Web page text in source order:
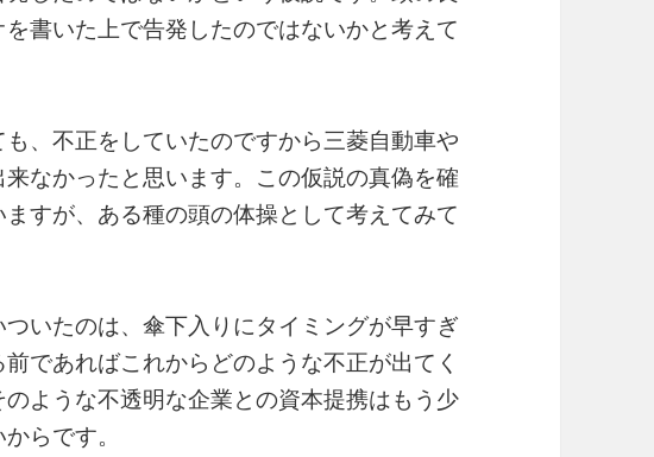
書いた上で告発したのではないかと考えて
、不正をしていたのですから三菱自動車や
なかったと思います。この仮説の真偽を確
すが、ある種の頭の体操として考えてみて
いたのは、傘下入りにタイミングが早すぎ
であればこれからどのような不正が出てく
ような不透明な企業との資本提携はもう少
らです。